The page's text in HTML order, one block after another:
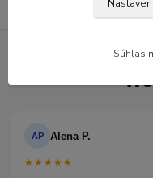
AP Alena P.
★★★★★
Súhlas